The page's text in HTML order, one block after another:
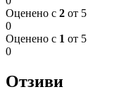
Оценено с 2 от 5
0
Оценено с 1 от 5
0
Отзиви